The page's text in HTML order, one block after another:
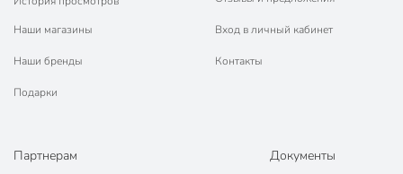
Наши магазины
Наши бренды
Подарки
Вход в личный кабинет
Контакты
Партнерам Документы